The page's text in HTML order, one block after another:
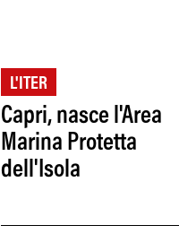
L'ITER
Capri, nasce l'Area
Marina Protetta
dell'Isola